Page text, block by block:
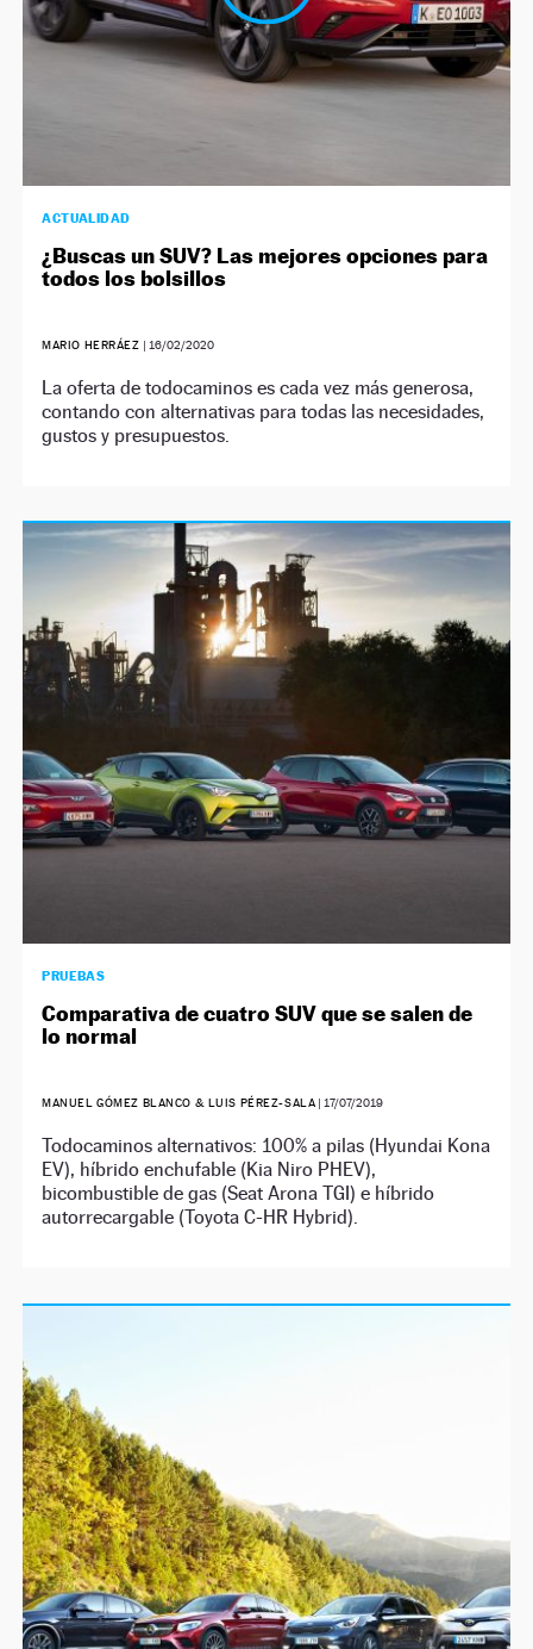
ACTUALIDAD
¿Buscas un SUV? Las mejores opciones para
todos los bolsillos
MARIO HERRÁEZ | 16/02/2020
La oferta de todocaminos es cada vez más generosa,
contando con alternativas para todas las necesidades,
gustos y presupuestos.
PRUEBAS
Comparativa de cuatro SUV que se salen de
lo normal
MANUEL GÓMEZ BLANCO & LUIS PÉREZ-SALA |17/07/2019
Todocaminos alternativos: 100% a pilas (Hyundai Kona
EV), híbrido enchufable (Kia Niro PHEV),
bicombustible de gas (Seat Arona TGI) e híbrido
autorrecargable (Toyota C-HR Hybrid).